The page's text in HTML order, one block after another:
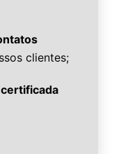
clientes;
certificada